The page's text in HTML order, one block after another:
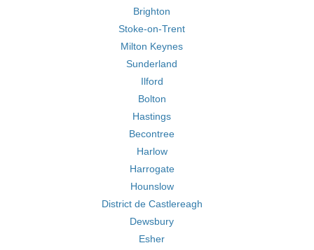
Brighton
Stoke-on-Trent
Milton Keynes
Sunderland
Ilford
Bolton
Hastings
Becontree
Harlow
Harrogate
Hounslow
District de Castlereagh
Dewsbury
Esher